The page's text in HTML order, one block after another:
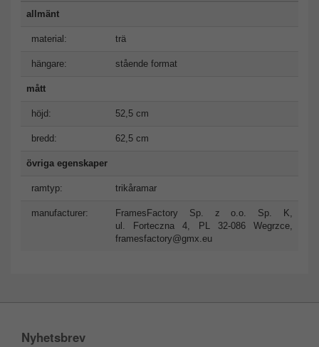
allmänt
material: trä
hängare: stående format
mått
höjd: 52,5 cm
bredd: 62,5 cm
övriga egenskaper
ramtyp: trikåramar
manufacturer:
FramesFactory Sp. z o.o. Sp. K,
ul. Forteczna 4, PL 32-086 Wegrzce,
framesfactory@gmx.eu
Nyhetsbrev